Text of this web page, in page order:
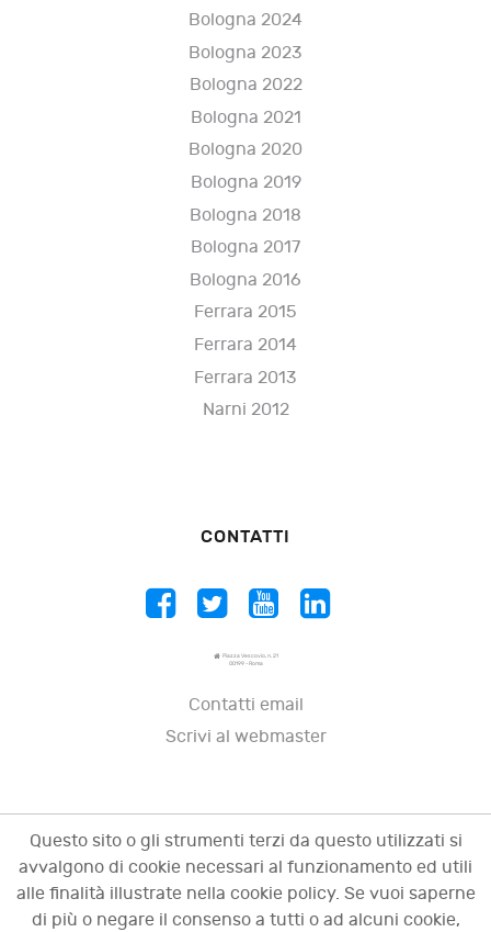
Bologna 2024
Bologna 2023
Bologna 2022
Bologna 2021
Bologna 2020
Bologna 2019
Bologna 2018
Bologna 2017
Bologna 2016
Ferrara 2015
Ferrara 2014
Ferrara 2013
Narni 2012
CONTATTI
Piazza Vescovio, n. 21
00199 - Roma
Contatti email
Scrivi al webmaster
Questo sito o gli strumenti terzi da questo utilizzati si
avvalgono di cookie necessari al funzionamento ed utili
alle finalità illustrate nella cookie policy. Se vuoi saperne
di più o negare il consenso a tutti o ad alcuni cookie,